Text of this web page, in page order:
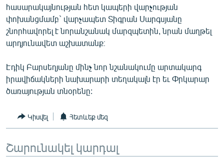
ՍՊՈՐՏ
ՄԵԿՆԱԲԱՆՈՒԹՅՈՒՆ
ՏՏ ԵՒ ԻՆՏԵՐՆԵՏ
ԿՈՐՈՆԱՎԻՐՈՒՍ
ԱՐԽԻՎ
ՏԵՍԱՆՅՈՒԹԵՐ
ԲԱՆԱՎԵՃ
ՓՈԴՔԱՍԹ
հասարակայնության հետ կապերի վարչության
փոխանցմամբ` վարչապետ Տիգրան Սարգսյանը
շնորհավորել է նորանշանակ մարզպետին, նրան մաղթել
արդյունավետ աշխատանք։
Էդիկ Բարսեղյանը մինչ նոր նշանակումը արտակարգ
իրավիճակների նախարարի տեղակալն էր եւ Փրկարար
ծառայության տնօրենը:
Կիսվել Հետևեք մեզ
Շարունակել կարդալ